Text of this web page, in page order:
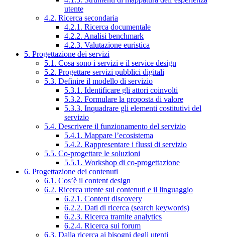
utente
4.2. Ricerca secondaria
4.2.1. Ricerca documentale
4.2.2. Analisi benchmark
4.2.3. Valutazione euristica
5. Progettazione dei servizi
5.1. Cosa sono i servizi e il service design
5.2. Progettare servizi pubblici digitali
5.3. Definire il modello di servizio
5.3.1. Identificare gli attori coinvolti
5.3.2. Formulare la proposta di valore
5.3.3. Inquadrare gli elementi costitutivi del
servizio
5.4. Descrivere il funzionamento del servizio
5.4.1. Mappare l’ecosistema
5.4.2. Rappresentare i flussi di servizio
5.5. Co-progettare le soluzioni
5.5.1. Workshop di co-progettazione
6. Progettazione dei contenuti
6.1. Cos’è il content design
6.2. Ricerca utente sui contenuti e il linguaggio
6.2.1. Content discovery
6.2.2. Dati di ricerca (search keywords)
6.2.3. Ricerca tramite analytics
6.2.4. Ricerca sui forum
6.3. Dalla ricerca ai bisogni degli utenti